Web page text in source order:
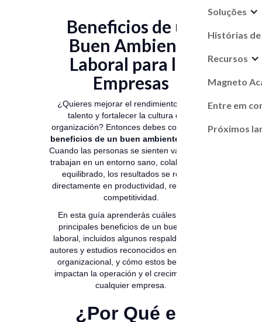
Soluções
Histórias de
Recursos
Magneto
Entre em
Próximos
Beneficios de un
Buen Ambiente
Laboral para las
Empresas
¿Quieres mejorar el rendimiento, atraer
talento y fortalecer la cultura de tu
organización? Entonces debes conocer los
beneficios de un buen ambiente laboral
Cuando las personas se sienten valoradas y
trabajan en un entorno sano, colaborativo y
equilibrado, los resultados se reflejan
directamente en productividad, retención y
competitividad.
En esta guía aprenderás cuáles son los
principales beneficios de un buen clima
laboral, incluidos algunos respaldados por
autores y estudios reconocidos en el ámbito
organizacional, y cómo estos beneficios
impactan la operación y el crecimiento de
cualquier empresa.
¿Por Qué es